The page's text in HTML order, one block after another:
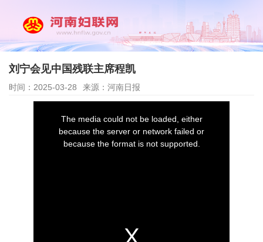
刘宁会见中国残联主席程凯
时间：2025-03-28 来源：河南日报